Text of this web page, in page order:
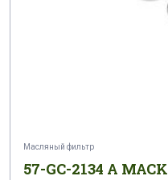
Масляный фильтр
57-GC-2134 A MACK